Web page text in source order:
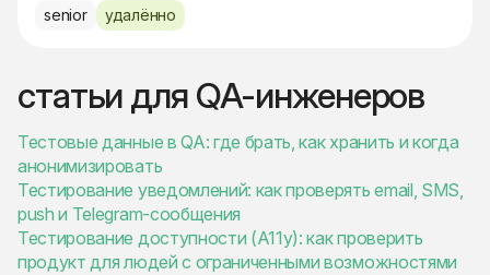
senior удалённо
статьи для QA-инженеров
Тестовые данные в QA: где брать, как хранить и когда
анонимизировать
Тестирование уведомлений: как проверять email, SMS,
push и Telegram-сообщения
Тестирование доступности (A11y): как проверить
продукт для людей с ограниченными возможностями